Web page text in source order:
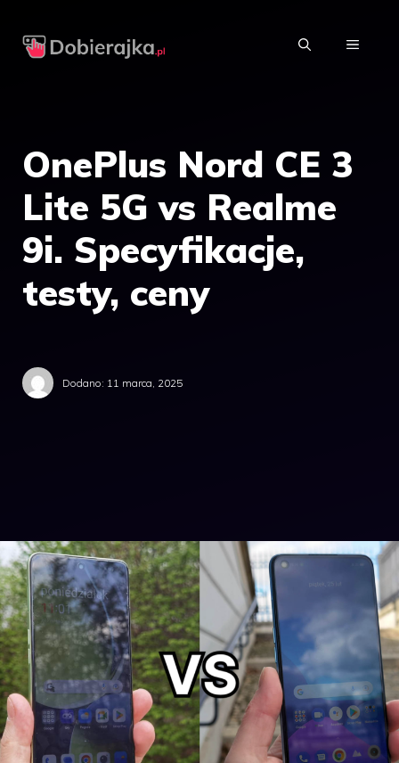
MENU
OnePlus Nord CE 3
Lite 5G vs Realme
9i. Specyfikacje,
testy, ceny
Dodano: 11 marca, 2025